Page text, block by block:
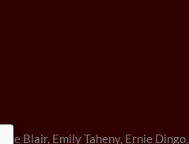
Blair, Emily Taheny, Ernie